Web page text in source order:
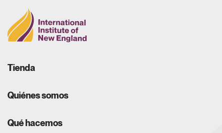
Tienda
Quiénes somos
Qué hacemos